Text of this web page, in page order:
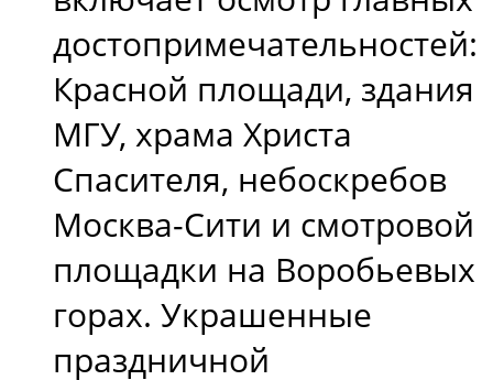
достопримечательностей:
Красной площади, здания
МГУ, храма Христа
Спасителя, небоскребов
Москва-Сити и смотровой
площадки на Воробьевых
горах. Украшенные
праздничной